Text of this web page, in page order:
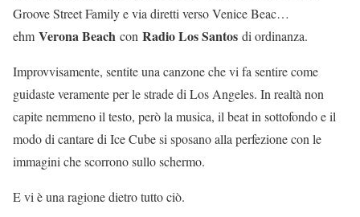
Groove Street Family e via diretti verso Venice Beac…
ehm Verona Beach con Radio Los Santos di ordinanza.
Improvvisamente, sentite una canzone che vi fa sentire come
guidaste veramente per le strade di Los Angeles. In realtà non
capite nemmeno il testo, però la musica, il beat in sottofondo e il
modo di cantare di Ice Cube si sposano alla perfezione con le
immagini che scorrono sullo schermo.
E vi è una ragione dietro tutto ciò.